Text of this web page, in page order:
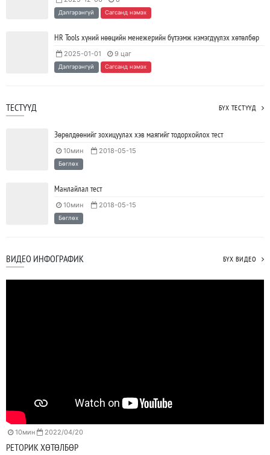
Ажил дээрээ сайн найзтай байх нь ажлын бүтээмж
нэмэгдүүлж, тогтвортой ажиллах суурь болдог
2023/04/25 SHARE
Дэлгэрэнгүй Сагсанд нэмэх
HR Tools хүний нөөцийн менежерийн бүтээмж нэмэгдүүлэх хөтөлбөр
2025-01-01 9 цаг
Дэлгэрэнгүй Сагсанд нэмэх
ТЕСТҮҮД БҮХ ТЕСТҮҮД
Зөрөлдөөнийг зохицуулах хэв маягийг тодорхойлох тест
10мин 2018-05-15
Бөглөх
Манлайлал тест
10мин 2018-05-15
Бөглөх
ВИДЕО ИНФОГРАФИК БҮХ ВИДЕО
10мин 2022/04/20
РЕТОРИК ХӨТӨЛБӨР